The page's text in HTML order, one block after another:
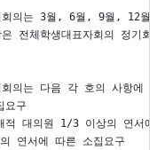
의는 3월, 6월, 9월, 12월
전체학생대표자회의 정기
의는 다음 각 호의 사항에
요구
대의원 1/3 이상의 연서
연서에 따른 소집요구